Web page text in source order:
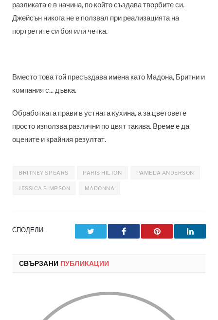
разликата е в начина, по който създава творбите си.
Джейсън никога не е ползвал при реализацията на
портретите си боя или четка.
Вместо това той пресъздава имена като Мадона, Бритни и
компания с... дъвка.
Обработката прави в устната кухина, а за цветовете
просто използва различни по цвят такива. Време е да
оцените и крайния резултат.
BRITNEY SPEARS PARIS HILTON PAMELA ANDERSON
JESSICA SIMPSON MADONNA
СПОДЕЛИ. Facebook Pinterest
СВЪРЗАНИ ПУБЛИКАЦИИ